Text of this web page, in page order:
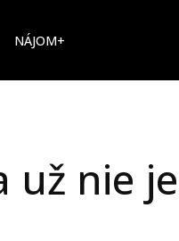
NÁJOM+
už nie